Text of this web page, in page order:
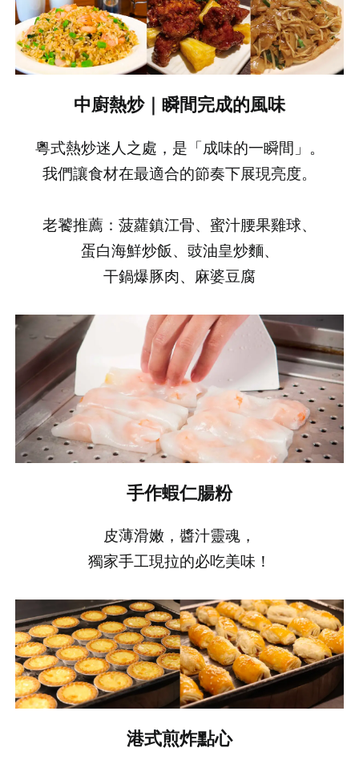
中廚熱炒｜瞬間完成的風味
粵式熱炒迷人之處，是「成味的一瞬間」。
我們讓食材在最適合的節奏下展現亮度。
老饕推薦：菠蘿鎮江骨、蜜汁腰果雞球、
蛋白海鮮炒飯、豉油皇炒麵、
干鍋爆豚肉、麻婆豆腐
手作蝦仁腸粉
皮薄滑嫩，醬汁靈魂，
獨家手工現拉的必吃美味！
港式煎炸點心
先不要 確認